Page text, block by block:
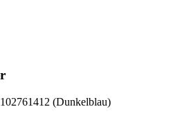
(Dunkelblau)